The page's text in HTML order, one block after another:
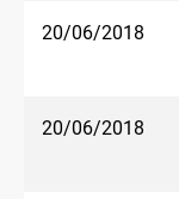
20/06/2018
20/06/2018